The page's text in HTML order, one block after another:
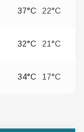
37°C 22°C
32°C 21°C
34°C 17°C